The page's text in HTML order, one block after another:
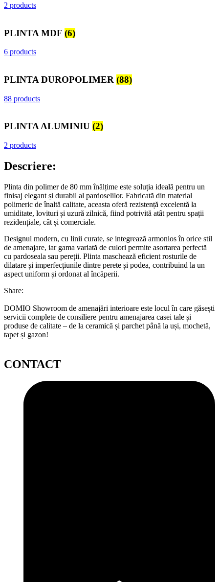
2 products
PLINTA MDF (6)
6 products
PLINTA DUROPOLIMER (88)
88 products
PLINTA ALUMINIU (2)
2 products
Descriere:
Plinta din polimer de 80 mm înălțime este soluția ideală pentru un
finisaj elegant și durabil al pardoselilor. Fabricată din material
polimeric de înaltă calitate, aceasta oferă rezistență excelentă la
umiditate, lovituri și uzură zilnică, fiind potrivită atât pentru spații
rezidențiale, cât și comerciale.
Designul modern, cu linii curate, se integrează armonios în orice stil
de amenajare, iar gama variată de culori permite asortarea perfectă
cu pardoseala sau pereții. Plinta maschează eficient rosturile de
dilatare și imperfecțiunile dintre perete și podea, contribuind la un
aspect uniform și ordonat al încăperii.
Share:
DOMIO Showroom de amenajări interioare este locul în care găsești
servicii complete de consiliere pentru amenajarea casei tale și
produse de calitate – de la ceramică și parchet până la uși, mochetă,
tapet și gazon!
CONTACT